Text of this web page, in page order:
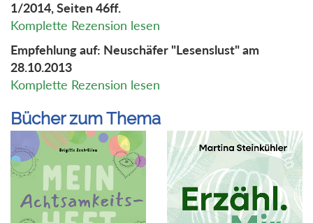
1/2014, Seiten 46ff.
Komplette Rezension lesen
Empfehlung auf: Neuschäfer "Lesenslust" am
28.10.2013
Komplette Rezension lesen
Bücher zum Thema